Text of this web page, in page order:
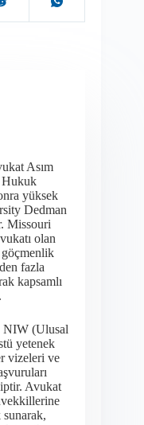
Asım
Hukuk
yüksek
Dedman
Missouri
olan
fazla
kapsamlı
NIW (Ulusal
yetenek
vizeleri ve
Avukat